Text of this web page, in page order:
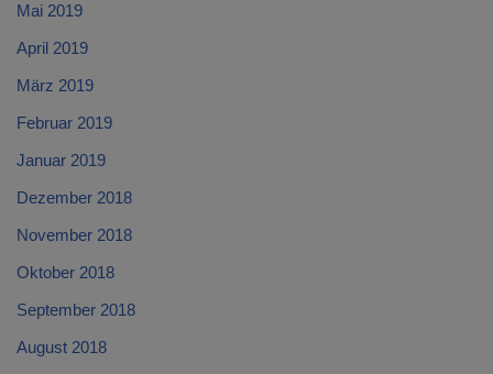
Mai 2019
April 2019
März 2019
Februar 2019
Januar 2019
Dezember 2018
November 2018
Oktober 2018
September 2018
August 2018